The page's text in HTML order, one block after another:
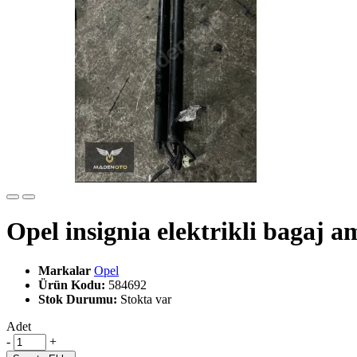
Opel insignia elektrikli bagaj
Markalar Opel
Ürün Kodu: 584692
Stok Durumu: Stokta var
Adet
-
+